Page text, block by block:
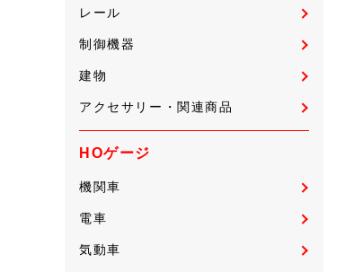
レール
制御機器
建物
アクセサリー・関連商品
HOゲージ
機関車
電車
気動車